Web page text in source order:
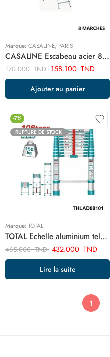
Marque: CASALINE, PARIS
CASALINE Escabeau acier 8 marches ART03373
170.000TND 158.100 TND
Ajouter au panier
-7%
RUPTURE DE STOCK
Marque: TOTAL
TOTAL Echelle aluminium telescopique 4m 10 marches THLAD08101
465.000TND 432.000 TND
Lire la suite
1